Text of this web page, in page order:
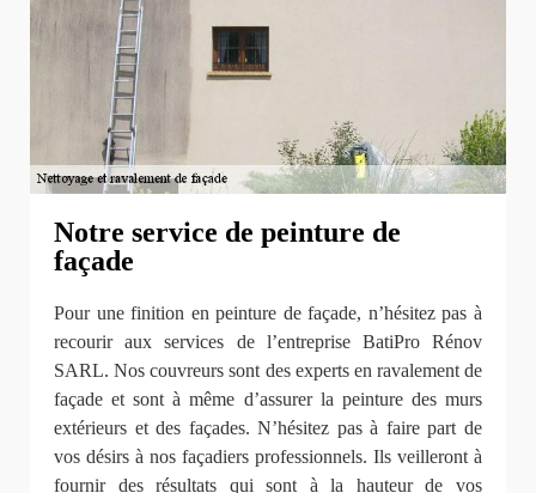
Notre service de peinture de
façade
Pour une finition en peinture de façade, n’hésitez pas à
recourir aux services de l’entreprise BatiPro Rénov
SARL. Nos couvreurs sont des experts en ravalement de
façade et sont à même d’assurer la peinture des murs
extérieurs et des façades. N’hésitez pas à faire part de
vos désirs à nos façadiers professionnels. Ils veilleront à
fournir des résultats qui sont à la hauteur de vos